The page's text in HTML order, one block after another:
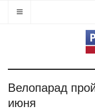
Велопарад
июня